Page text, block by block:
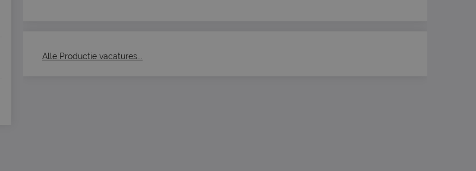
Alle Productie vacatures...